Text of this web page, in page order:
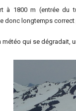
à 1800 m (entrée du
donc longtemps
météo qui se